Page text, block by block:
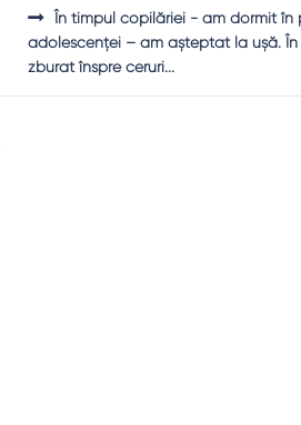
În timpul copilăriei - am dormit în
adolescenţei – am aşteptat la uşă.
zburat înspre ceruri...